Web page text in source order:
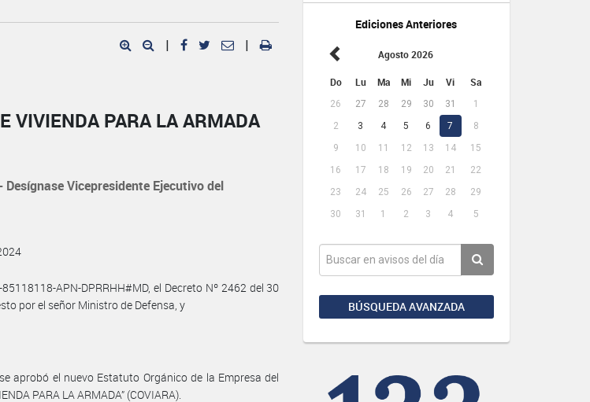
Ediciones Anteriores
Agosto 2026
Do Lu Ma Mi Ju Vi Sa
26 27 28 29 30 31
1
2
3 4 5 6 7
8
9
10 11 12 13 14
15
16
17 18 19 20 21
22
23
24 25 26 27 28
29
30
31 1 2 3 4 5
BÚSQUEDA AVANZADA
| |
VIVIENDA PARA LA ARMADA
Desígnase Vicepresidente Ejecutivo del
APN-DPRRHH#MD, el Decreto Nº 2462 del 30
por el señor Ministro de Defensa, y
aprobó el nuevo Estatuto Orgánico de la Empresa del
PARA LA ARMADA” (COVIARA).